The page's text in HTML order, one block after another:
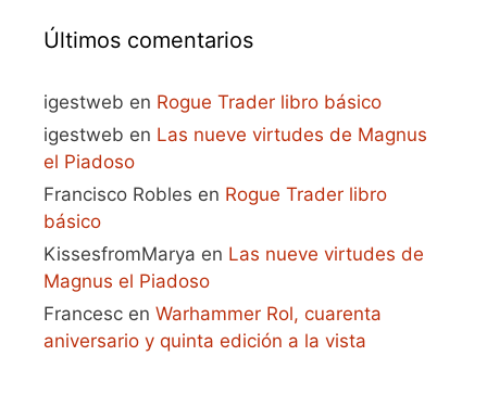
Últimos comentarios
igestweb en Rogue Trader libro básico
igestweb en Las nueve virtudes de Magnus
el Piadoso
Francisco Robles en Rogue Trader libro
básico
KissesfromMarya en Las nueve virtudes de
Magnus el Piadoso
Francesc en Warhammer Rol, cuarenta
aniversario y quinta edición a la vista